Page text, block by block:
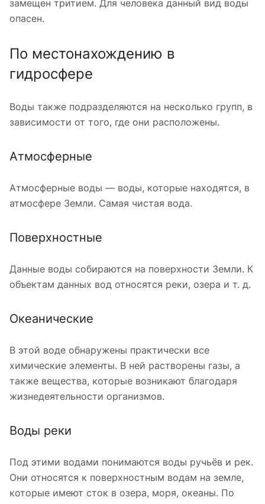
замещен тритием. Для человека данный вид воды
опасен.
По местонахождению в
гидросфере
Воды также подразделяются на несколько групп, в
зависимости от того, где они расположены.
Атмосферные
Атмосферные воды — воды, которые находятся, в
атмосфере Земли. Самая чистая вода.
Поверхностные
Данные воды собираются на поверхности Земли. К
объектам данных вод относятся реки, озера и т. д.
Океанические
В этой воде обнаружены практически все
химические элементы. В ней растворены газы, а
также вещества, которые возникают благодаря
жизнедеятельности организмов.
Воды реки
Под этими водами понимаются воды ручьёв и рек.
Они относятся к поверхностным водам на земле,
которые имеют сток в озера, моря, океаны. По